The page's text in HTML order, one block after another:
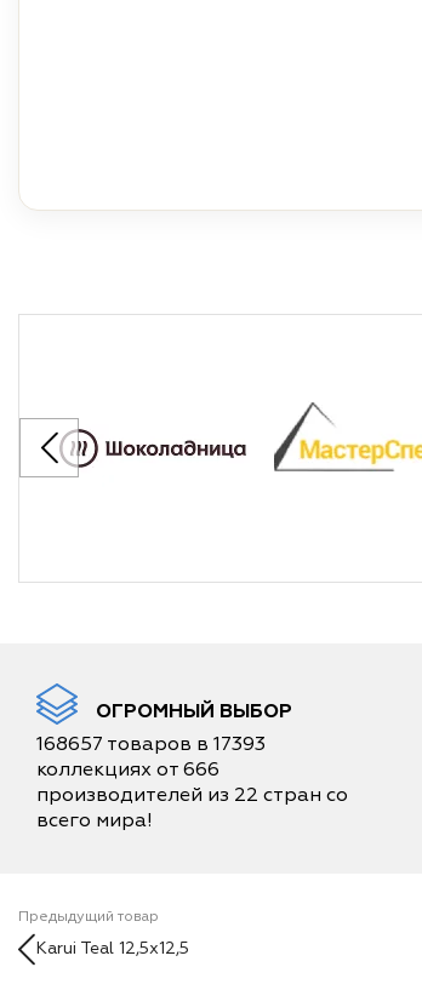
ОГРОМНЫЙ ВЫБОР
168657 товаров в 17393
коллекциях от 666
производителей из 22 стран со
всего мира!
Предыдущий товар
Karui Teal 12,5x12,5